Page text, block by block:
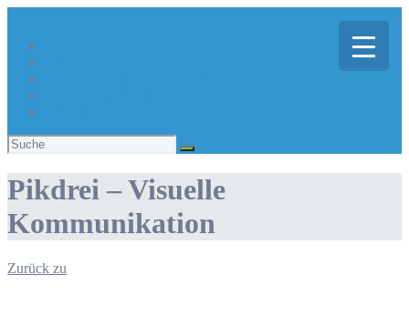
Suchen
nach:
Pikdrei – Visuelle
Kommunikation
Zurück zu